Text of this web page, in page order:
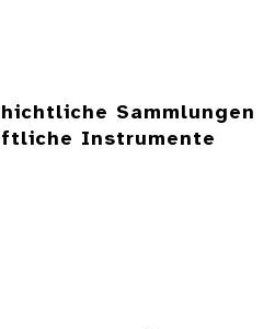
Sammlungen
Instrumente